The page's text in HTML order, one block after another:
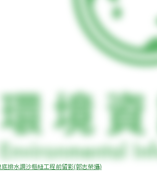
排水調沙樞紐工程前留影(郭志榮攝)